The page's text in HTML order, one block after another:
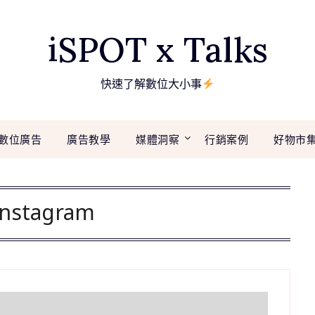
iSPOT x Talks
快速了解數位大小事
位廣告 廣告教學 媒體洞察 行銷案例 好物市